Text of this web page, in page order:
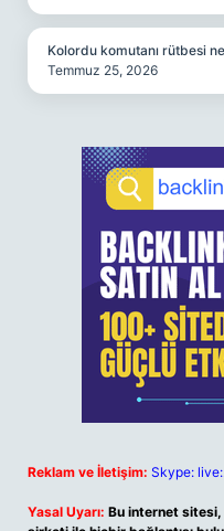
Kolordu komutanı rütbesi
Temmuz 25, 2026
Reklam ve İletişim: Skype:
Yasal Uyarı: Bu internet sitesi,